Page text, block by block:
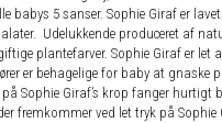
babys 5 sanser. Sophie Giraf er
Udelukkende produceret af
plantefarver. Sophie Giraf er let
er behagelige for baby at
Sophie Giraf’s krop fanger hurtigt
fremkommer ved let tryk på Sophie